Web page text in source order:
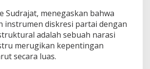
K
a
e
r
M
Sudrajat, menegaskan bahwa
instrumen diskresi partai dengan
adalah sebuah narasi
merugikan kepentingan
secara luas.